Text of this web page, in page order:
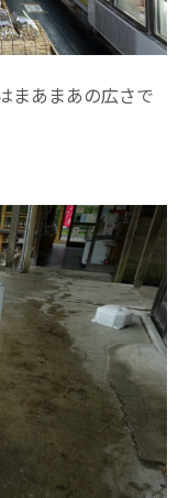
まあまあの広さで